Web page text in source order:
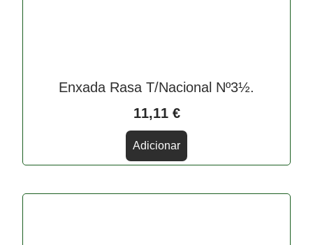
Enxada Rasa T/Nacional Nº3½.
11,11 €
Adicionar